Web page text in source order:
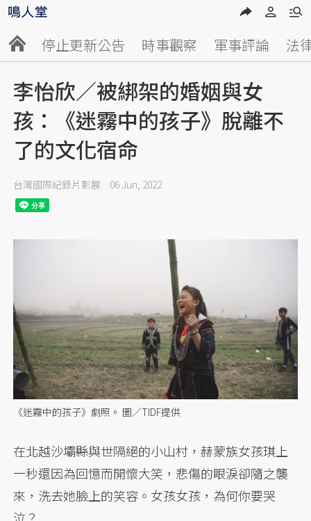
停止更新公告 時事觀察 軍事評論 法
李怡欣／被綁架的婚姻與女
孩：《迷霧中的孩子》脫離不
了的文化宿命
台灣國際紀錄片影展 06 Jun, 2022
《迷霧中的孩子》劇照。 圖／TIDF提供
在北越沙壩縣與世隔絕的小山村，赫蒙族女孩琪上
一秒還因為回憶而開懷大笑，悲傷的眼淚卻隨之襲
來，洗去她臉上的笑容。女孩女孩，為何你要哭